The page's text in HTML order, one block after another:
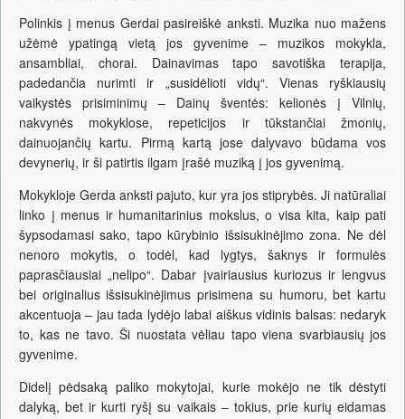
Polinkis į menus Gerdai pasireiškė anksti. Muzika nuo mažens
užėmė ypatingą vietą jos gyvenime – muzikos mokykla,
ansambliai, chorai. Dainavimas tapo savotiška terapija,
padedančia nurimti ir „susidėlioti vidų“. Vienas ryškiausių
vaikystės prisiminimų – Dainų šventės: kelionės į Vilnių,
nakvynės mokyklose, repeticijos ir tūkstančiai žmonių,
dainuojančių kartu. Pirmą kartą jose dalyvavo būdama vos
devynerių, ir ši patirtis ilgam įrašė muziką į jos gyvenimą.
Mokykloje Gerda anksti pajuto, kur yra jos stiprybės. Ji natūraliai
linko į menus ir humanitarinius mokslus, o visa kita, kaip pati
šypsodamasi sako, tapo kūrybinio išsisukinėjimo zona. Ne dėl
nenoro mokytis, o todėl, kad lygtys, šaknys ir formulės
paprasčiausiai „nelipo“. Dabar įvairiausius kuriozus ir lengvus
bei originalius išsisukinėjimus prisimena su humoru, bet kartu
akcentuoja – jau tada lydėjo labai aiškus vidinis balsas: nedaryk
to, kas ne tavo. Ši nuostata vėliau tapo viena svarbiausių jos
gyvenime.
Didelį pėdsaką paliko mokytojai, kurie mokėjo ne tik dėstyti
dalyką, bet ir kurti ryšį su vaikais – tokius, prie kurių eidamas